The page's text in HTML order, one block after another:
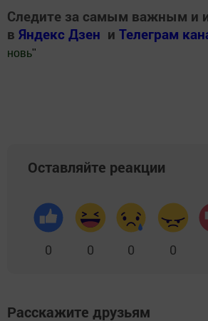
Следите за самым важным и
в Яндекс Дзен и Телеграм
новь"
Оставляйте реакции
0 0 0 0
Расскажите друзьям